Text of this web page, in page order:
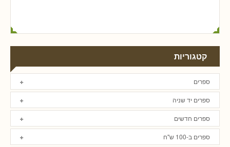
קטגוריות
ספרים
ספרים יד שניה
ספרים חדשים
ספרים ב-100 ש"ח